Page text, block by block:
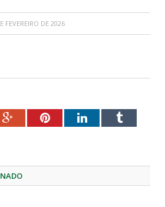
FEVEREIRO DE 2026
Google+PinterestLinkedInTumblr